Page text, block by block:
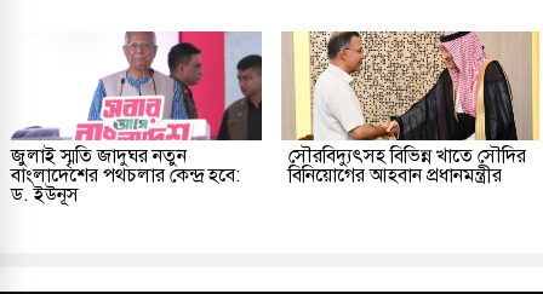
জুলাই স্মৃতি জাদুঘর নতুন
বাংলাদেশের পথচলার কেন্দ্র হবে:
ড. ইউনূস
সৌরবিদ্যুৎসহ বিভিন্ন খাতে সৌদির
বিনিয়োগের আহবান প্রধানমন্ত্রীর